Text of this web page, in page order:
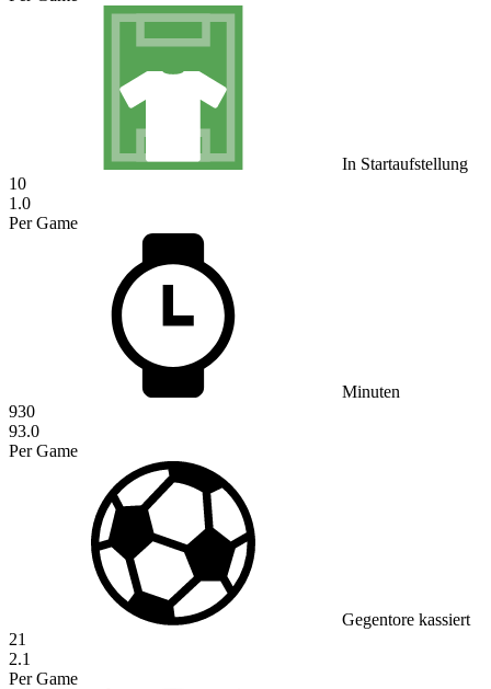
In Startaufstellung
10
1.0
Per Game
Minuten
930
93.0
Per Game
Gegentore kassiert
21
2.1
Per Game